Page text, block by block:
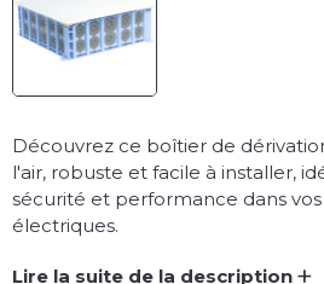
Découvrez ce boîtier de
l'air, robuste et facile à installer,
sécurité et performance dans
électriques.
Lire la suite de la description +